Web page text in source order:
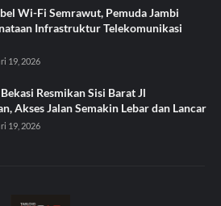
Wi-Fi Semrawut, Pemuda Jambi
Infrastruktur Telekomunikasi
19, 2026
Resmikan Sisi Barat Jl
Akses Jalan Semakin Lebar dan Lancar
19, 2026